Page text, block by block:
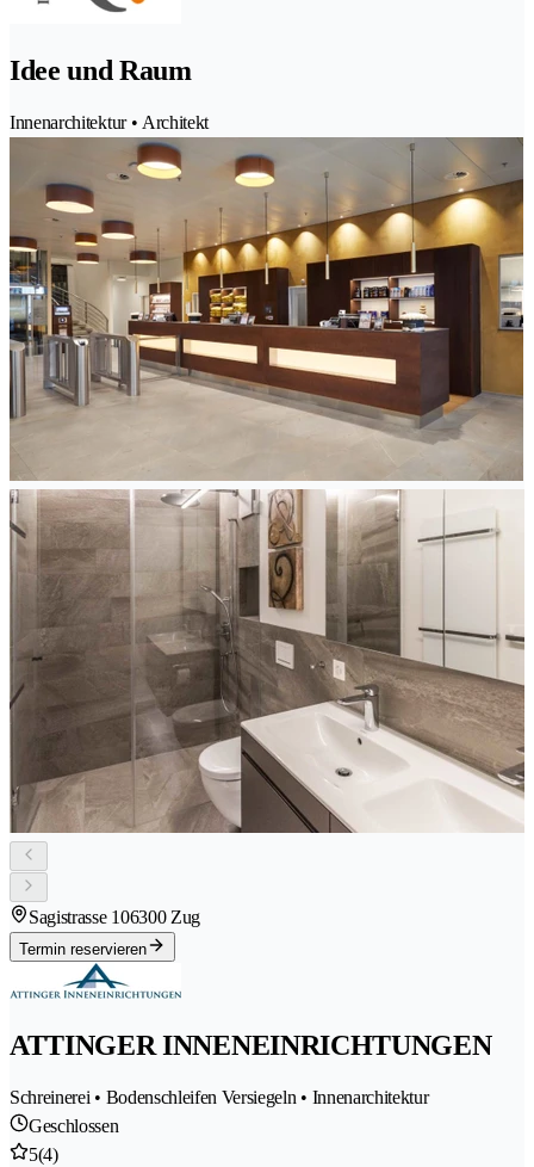
Idee und Raum
Innenarchitektur • Architekt
Sagistrasse 106300 Zug
Termin reservieren
ATTINGER INNENEINRICHTUNGEN
Schreinerei • Bodenschleifen Versiegeln • Innenarchitektur
Geschlossen
5(4)